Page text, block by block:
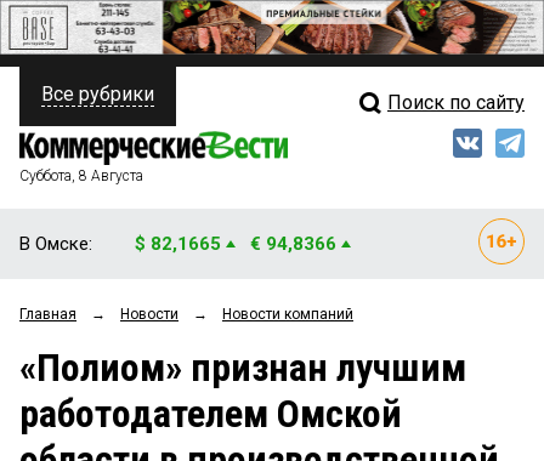
ПОЛИТИКА
ФИНАНСЫ
ОБЩЕСТВО
ЗАКОН
НОВОСТИ КОМПАНИЙ
Свежий выпуск
Мнения
Рейтинги
Блоги
Все рубрики Поиск по сайту
Суббота, 8 Августа
В Омске: $ 82,1665 € 94,8366
Главная → Новости → Новости компаний
«Полиом» признан лучшим
работодателем Омской